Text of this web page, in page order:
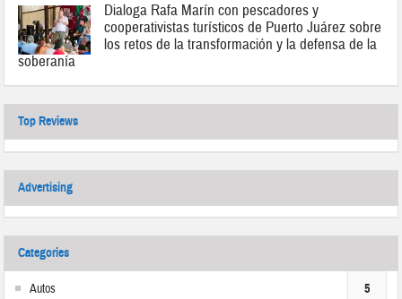
Dialoga Rafa Marín con pescadores y
cooperativistas turísticos de Puerto Juárez sobre
los retos de la transformación y la defensa de la
soberanía
Top Reviews
Advertising
Categories
Autos 5